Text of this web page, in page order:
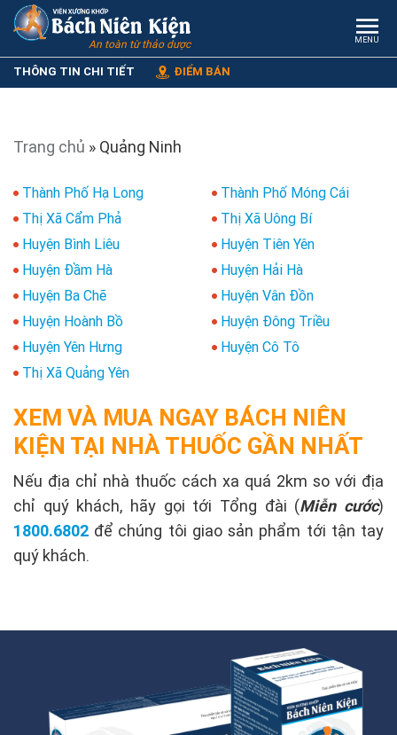
An toàn từ thảo dược MENU
THÔNG TIN CHI TIẾT ĐIỂM BÁN
Trang chủ » Quảng Ninh
Thành Phố Hạ Long
Thành Phố Móng Cái
Thị Xã Cẩm Phả
Thị Xã Uông Bí
Huyện Bình Liêu
Huyện Tiên Yên
Huyện Đầm Hà
Huyện Hải Hà
Huyện Ba Chẽ
Huyện Vân Đồn
Huyện Hoành Bồ
Huyện Đông Triều
Huyện Yên Hưng
Huyện Cô Tô
Thị Xã Quảng Yên
XEM VÀ MUA NGAY BÁCH NIÊN
KIỆN TẠI NHÀ THUỐC GẦN NHẤT
Nếu địa chỉ nhà thuốc cách xa quá 2km so với địa
chỉ quý khách, hãy gọi tới Tổng đài (Miễn cước)
1800.6802 để chúng tôi giao sản phẩm tới tận tay
quý khách.